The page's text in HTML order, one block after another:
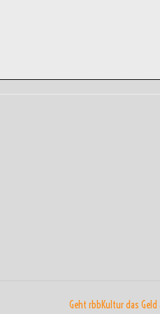
Geht rbbKultur das Geld